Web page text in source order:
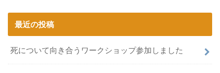
最近の投稿
死について向き合うワークショップ参加しました